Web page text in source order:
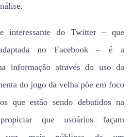
interessante do Twitter – que
no Facebook – é a
informação através do uso da
do jogo da velha põe em foco
que estão sendo debatidos na
que usuários façam